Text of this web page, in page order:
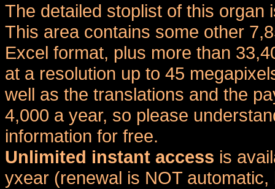
The detailed stoplist of this
This area contains some other
Excel format, plus more than
at a resolution up to 45
well as the translations and the
4,000 a year, so please
information for free.
Unlimited instant access is
yxear (renewal is NOT